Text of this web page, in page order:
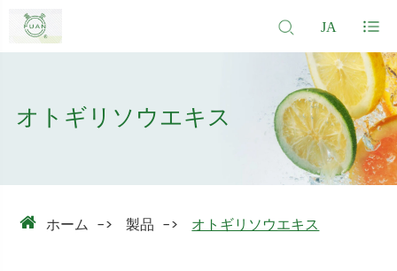
JA
オトギリソウエキス
ホーム 製品 オトギリソウエキス